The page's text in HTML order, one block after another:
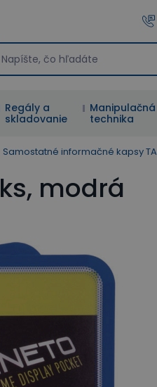
Regály a
skladovanie
Manipulačná
technika
Samostatné informačné kapsy
modrá